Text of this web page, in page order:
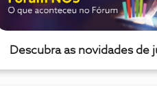
Descubra as novidades de